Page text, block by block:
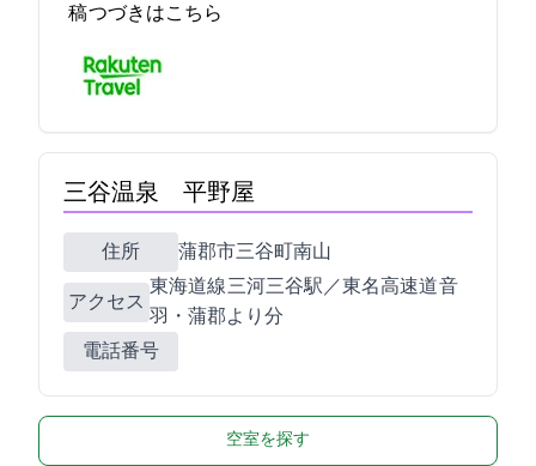
稿つづきはこちら
三谷温泉 平野屋
住所 蒲郡市三谷町南山1-21
アクセス
JR東海道線 三河三谷駅／東名高速道 音
羽・蒲郡ICより20分
電話番号
空室を探す